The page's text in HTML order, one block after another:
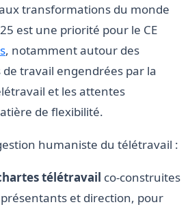
transformations du monde
est une priorité pour le CE
, notamment autour des
travail engendrées par la
et les attentes
de flexibilité.
humaniste du télétravail :
télétravail co-construites
et direction, pour